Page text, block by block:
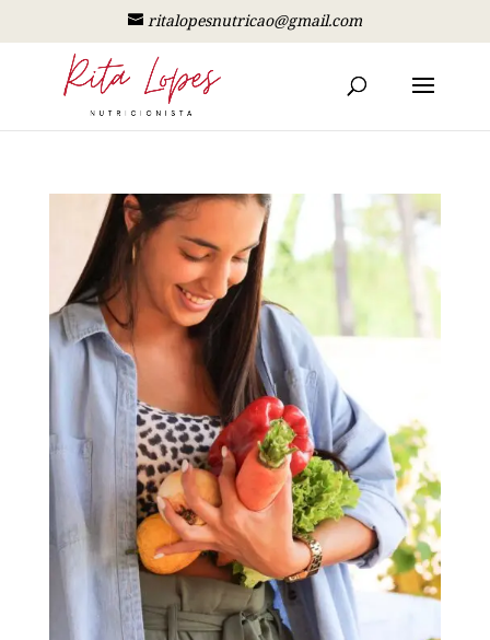
ritalopesnutricao@gmail.com